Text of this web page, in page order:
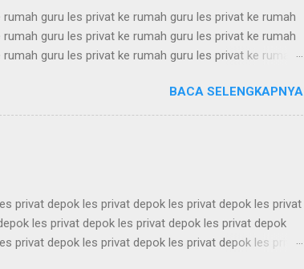
guru les privat ke rumah guru les privat ke rumah
guru les privat ke rumah guru les privat ke rumah
guru les privat ke rumah guru les privat ke rumah
guru les privat ke rumah guru les privat ke rumah
guru les privat ke rumah guru les privat ke rumah
guru les privat ke rumah guru les privat ke rumah
guru les pri...
BACA SELENGKAPNYA
privat depok les privat depok les privat depok les privat
les privat depok les privat depok les privat depok
privat depok les privat depok les privat depok les privat